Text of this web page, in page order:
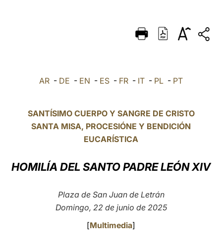
DEUTSCH
العربيّة
LATINE
AR - DE - EN - ES - FR - IT - PL - PT
SANTÍSIMO CUERPO Y SANGRE DE CRISTO
SANTA MISA, PROCESIÓNE Y BENDICIÓN
EUCARÍSTICA
HOMILÍA DEL SANTO PADRE LEÓN XIV
Plaza de San Juan de Letrán
Domingo, 22 de junio de 2025
[Multimedia]